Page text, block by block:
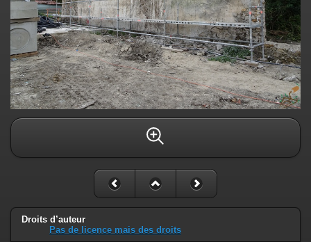
Droits d’auteur
Pas de licence mais des droits